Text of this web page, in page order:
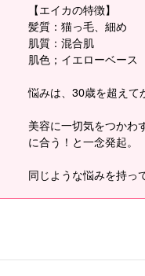
【エイカの特徴】
髪質：猫っ毛、細め
肌質：混合肌
肌色；イエローベース
悩みは、30歳を超えて
美容に一切気をつかわ
に合う！と一念発起。
同じような悩みを持っ